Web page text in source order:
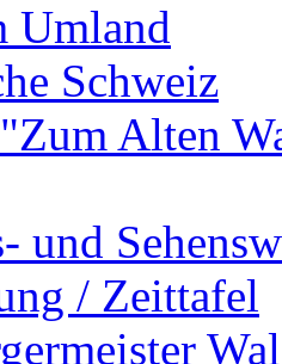
Umland
Schweiz
Alten
und
/ Zeittafel